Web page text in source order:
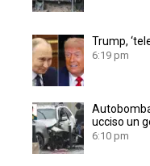
Trump,
6:19 pm
ucciso un
6:10 pm